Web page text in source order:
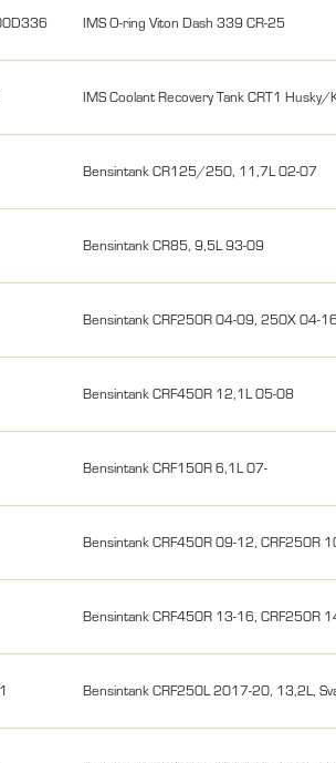
IMS O-ring Viton Dash 339 CR-25
IMS Coolant Recovery Tank CRT1
Bensintank CR125/250, 11,7L 02-07
Bensintank CR85, 9,5L 93-09
Bensintank CRF250R 04-09, 250X 04-
Bensintank CRF450R 12,1L 05-08
Bensintank CRF150R 6,1L 07-
Bensintank CRF450R 09-12, CRF250R
Bensintank CRF450R 13-16, CRF250R
Bensintank CRF250L 2017-20, 13,2L,